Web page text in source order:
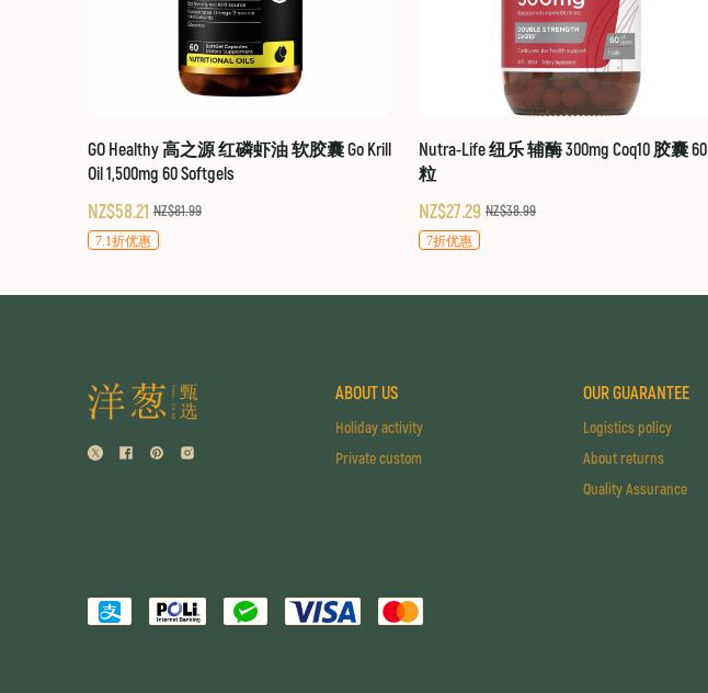
GO Healthy 高之源 红磷虾油 软胶囊 Go Krill
Oil 1,500mg 60 Softgels
NZ$58.21 NZ$81.99
7.1折优惠
Nutra-Life 纽乐 辅酶 300mg Coq10 胶囊 60
粒
NZ$27.29 NZ$38.99
7折优惠
ABOUT US
Holiday activity
Private custom
OUR GUARANTEE
Logistics policy
About returns
Quality Assurance